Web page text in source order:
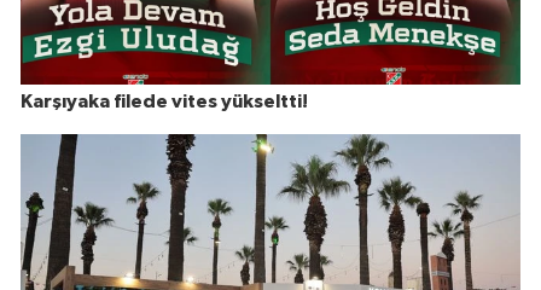
Karşıyaka filede vites yükseltti!